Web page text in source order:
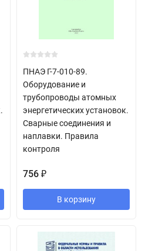
ПНАЭ Г-7-010-89.
Оборудование и
трубопроводы атомных
энергетических установок.
Сварные соединения и
наплавки. Правила
контроля
756 ₽
В корзину